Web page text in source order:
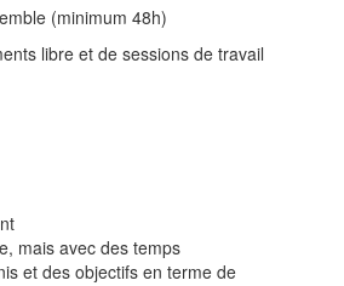
(minimum 48h)
libre et de sessions de travail
mais avec des temps
et des objectifs en terme de